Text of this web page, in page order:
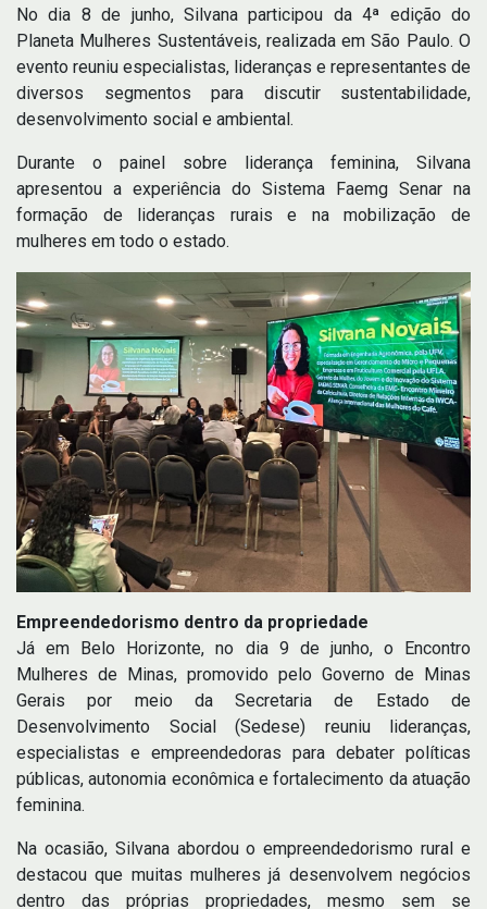
No dia 8 de junho, Silvana participou da 4ª edição do
Planeta Mulheres Sustentáveis, realizada em São Paulo. O
evento reuniu especialistas, lideranças e representantes de
diversos segmentos para discutir sustentabilidade,
desenvolvimento social e ambiental.
Durante o painel sobre liderança feminina, Silvana
apresentou a experiência do Sistema Faemg Senar na
formação de lideranças rurais e na mobilização de
mulheres em todo o estado.
Empreendedorismo dentro da propriedade
Já em Belo Horizonte, no dia 9 de junho, o Encontro
Mulheres de Minas, promovido pelo Governo de Minas
Gerais por meio da Secretaria de Estado de
Desenvolvimento Social (Sedese) reuniu lideranças,
especialistas e empreendedoras para debater políticas
públicas, autonomia econômica e fortalecimento da atuação
feminina.
Na ocasião, Silvana abordou o empreendedorismo rural e
destacou que muitas mulheres já desenvolvem negócios
dentro das próprias propriedades, mesmo sem se